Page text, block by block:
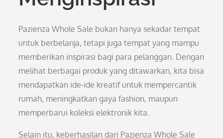
Pazienza Whole Sale bukan hanya sekadar tempat
untuk berbelanja, tetapi juga tempat yang mampu
memberikan inspirasi bagi para pelanggan. Dengan
melihat berbagai produk yang ditawarkan, kita bisa
mendapatkan ide-ide kreatif untuk mempercantik
rumah, meningkatkan gaya fashion, maupun
memperbarui koleksi elektronik kita.
Selain itu, keberhasilan dari Pazienza Whole Sale